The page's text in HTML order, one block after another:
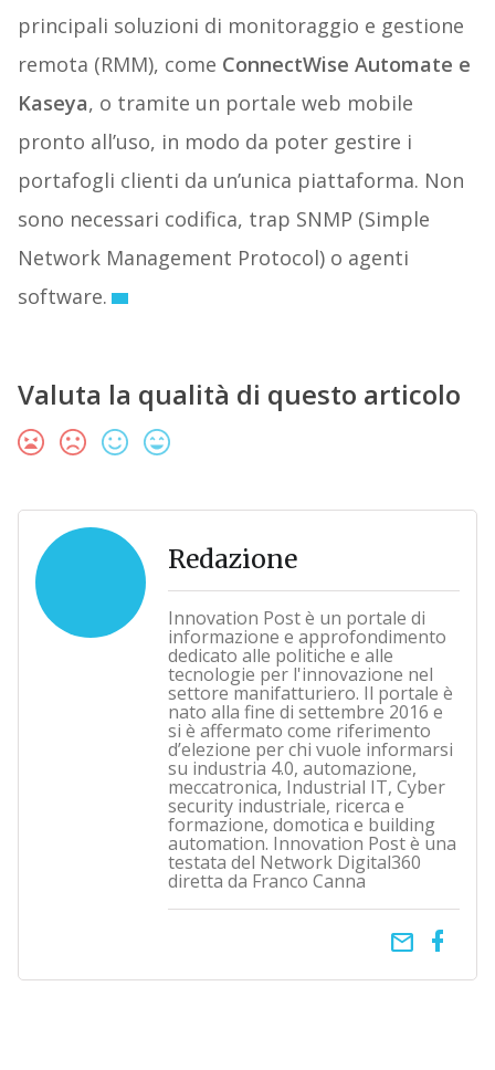
principali soluzioni di monitoraggio e gestione
remota (RMM), come ConnectWise Automate e
Kaseya, o tramite un portale web mobile
pronto all’uso, in modo da poter gestire i
portafogli clienti da un’unica piattaforma. Non
sono necessari codifica, trap SNMP (Simple
Network Management Protocol) o agenti
software.
Valuta la qualità di questo articolo
Redazione
Innovation Post è un portale di
informazione e approfondimento
dedicato alle politiche e alle
tecnologie per l'innovazione nel
settore manifatturiero. Il portale è
nato alla fine di settembre 2016 e
si è affermato come riferimento
d’elezione per chi vuole informarsi
su industria 4.0, automazione,
meccatronica, Industrial IT, Cyber
security industriale, ricerca e
formazione, domotica e building
automation. Innovation Post è una
testata del Network Digital360
diretta da Franco Canna
email